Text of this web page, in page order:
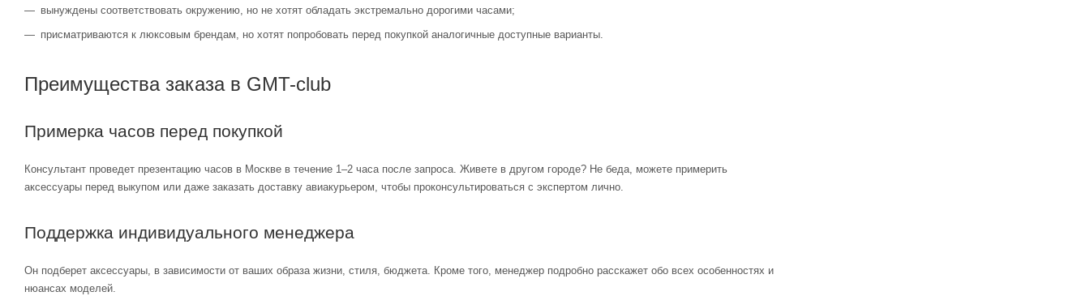
вынуждены соответствовать окружению, но не хотят обладать экстремально дорогими часами;
присматриваются к люксовым брендам, но хотят попробовать перед покупкой аналогичные доступные варианты.
Преимущества заказа в GMT-club
Примерка часов перед покупкой
Консультант проведет презентацию часов в Москве в течение 1–2 часа после запроса. Живете в другом городе? Не беда, можете примерить
аксессуары перед выкупом или даже заказать доставку авиакурьером, чтобы проконсультироваться с экспертом лично.
Поддержка индивидуального менеджера
Он подберет аксессуары, в зависимости от ваших образа жизни, стиля, бюджета. Кроме того, менеджер подробно расскажет обо всех особенностях и
нюансах моделей.